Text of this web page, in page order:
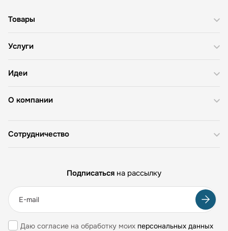
О компании
Товары
Услуги
Идеи
Сотрудничество
Подписаться на рассылку
Даю согласие на обработку моих персональных данных